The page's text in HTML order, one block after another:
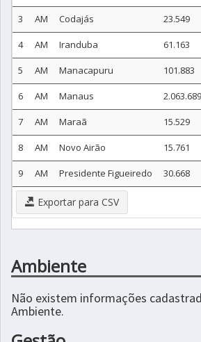
3 AM Codajás 23.549
4 AM Iranduba 61.163
5 AM Manacapuru 101.883
6 AM Manaus 2.063.689
7 AM Maraã 15.529
8 AM Novo Airão 15.761
9 AM Presidente Figueiredo 30.668
Exportar para CSV
Ambiente
Não existem informações
Ambiente.